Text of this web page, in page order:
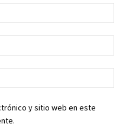
y sitio web en este